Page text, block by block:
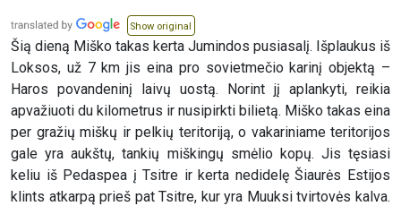
Show original
Šią dieną Miško takas kerta Jumindos pusiasalį. Išplaukus iš
Loksos, už 7 km jis eina pro sovietmečio karinį objektą –
Haros povandeninį laivų uostą. Norint jį aplankyti, reikia
apvažiuoti du kilometrus ir nusipirkti bilietą. Miško takas eina
per gražių miškų ir pelkių teritoriją, o vakariniame teritorijos
gale yra aukštų, tankių miškingų smėlio kopų. Jis tęsiasi
keliu iš Pedaspea į Tsitre ir kerta nedidelę Šiaurės Estijos
klints atkarpą prieš pat Tsitre, kur yra Muuksi tvirtovės kalva.